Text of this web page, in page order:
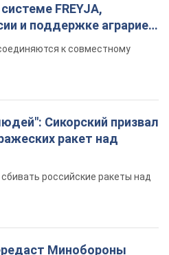
FREYJA,
и поддержке аграриев.
к совместному
Сикорский призвал
ракет над
российские ракеты над
Минобороны